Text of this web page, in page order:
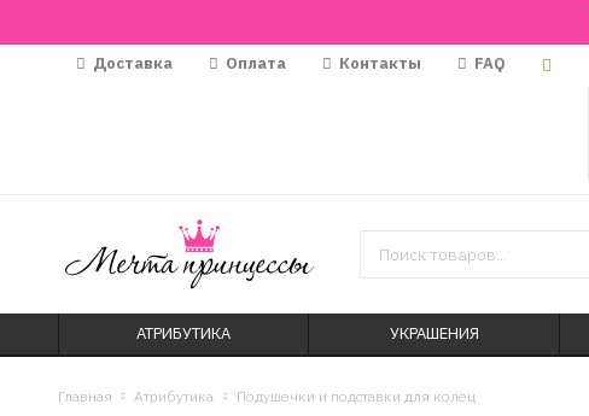
Доставка Оплата Контакты FAQ
АТРИБУТИКА УКРАШЕНИЯ
Главная Атрибутика Подушечки и подставки для колец